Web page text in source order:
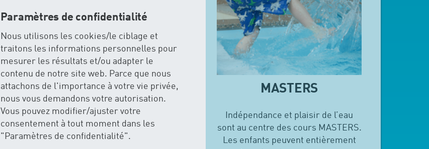
Paramètres de confidentialité
Nous utilisons les cookies/le ciblage et
traitons les informations personnelles pour
mesurer les résultats et/ou adapter le
contenu de notre site web. Parce que nous
attachons de l'importance à votre vie privée,
nous vous demandons votre autorisation.
Vous pouvez modifier/ajuster votre
consentement à tout moment dans les
"Paramètres de confidentialité".
MAXIS
La sécurité et le plaisir de l’eau
figurent le premier plan pour les
cours MAXIS. Les enfants
MASTERS
Indépendance et plaisir de l’eau
sont au centre des cours MASTERS.
Les enfants peuvent entièrement